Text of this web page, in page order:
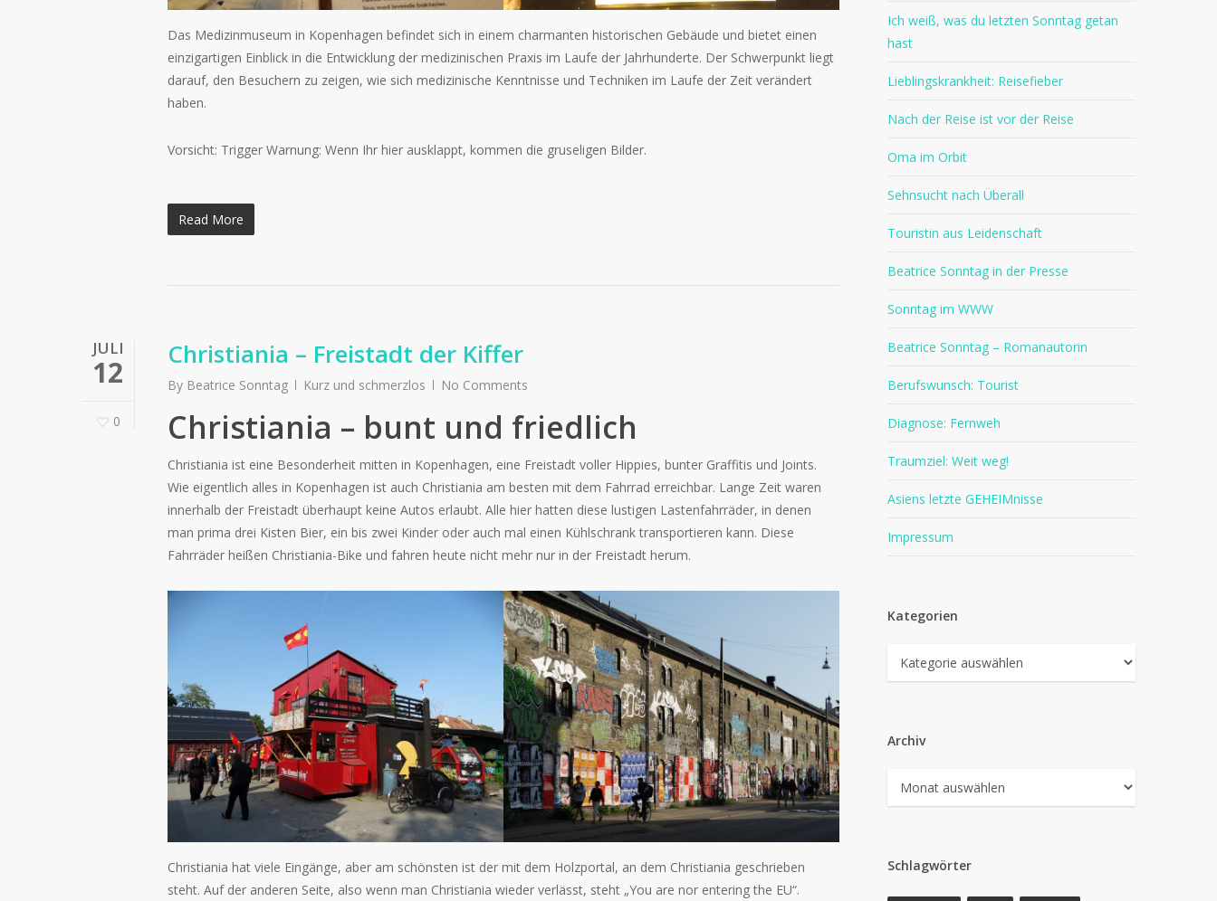
Das Medizinmuseum in Kopenhagen befindet sich in einem charmanten historischen Gebäude und bietet einen
einzigartigen Einblick in die Entwicklung der medizinischen Praxis im Laufe der Jahrhunderte. Der Schwerpunkt liegt
darauf, den Besuchern zu zeigen, wie sich medizinische Kenntnisse und Techniken im Laufe der Zeit verändert
haben.
Vorsicht: Trigger Warnung: Wenn Ihr hier ausklappt, kommen die gruseligen Bilder.
Read More
JULI
12
0
Christiania – Freistadt der Kiffer
By Beatrice Sonntag Kurz und schmerzlos No Comments
Christiania – bunt und friedlich
Christiania ist eine Besonderheit mitten in Kopenhagen, eine Freistadt voller Hippies, bunter Graffitis und Joints.
Wie eigentlich alles in Kopenhagen ist auch Christiania am besten mit dem Fahrrad erreichbar. Lange Zeit waren
innerhalb der Freistadt überhaupt keine Autos erlaubt. Alle hier hatten diese lustigen Lastenfahrräder, in denen
man prima drei Kisten Bier, ein bis zwei Kinder oder auch mal einen Kühlschrank transportieren kann. Diese
Fahrräder heißen Christiania-Bike und fahren heute nicht mehr nur in der Freistadt herum.
Christiania hat viele Eingänge, aber am schönsten ist der mit dem Holzportal, an dem Christiania geschrieben
steht. Auf der anderen Seite, also wenn man Christiania wieder verlässt, steht „You are nor entering the EU“.
Ich weiß, was du letzten Sonntag getan
hast
Lieblingskrankheit: Reisefieber
Nach der Reise ist vor der Reise
Oma im Orbit
Sehnsucht nach Überall
Touristin aus Leidenschaft
Beatrice Sonntag in der Presse
Sonntag im WWW
Beatrice Sonntag – Romanautorin
Berufswunsch: Tourist
Diagnose: Fernweh
Traumziel: Weit weg!
Asiens letzte GEHEIMnisse
Impressum
Kategorien
Kategorien
Archiv
Archiv
Schlagwörter